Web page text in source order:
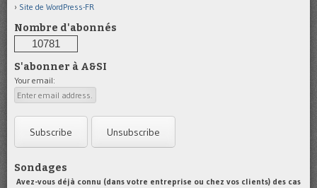
Site de WordPress-FR
Nombre d'abonnés
10781
S'abonner à A&SI
Your email:
Sondages
Avez-vous déjà connu (dans votre entreprise ou chez vos clients) des cas